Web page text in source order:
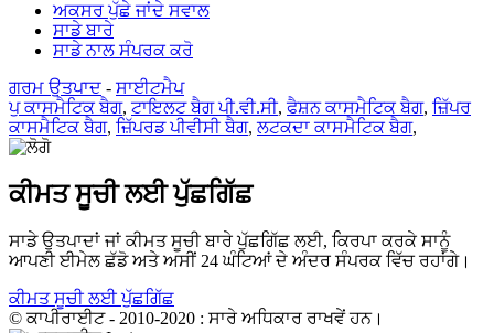
ਅਕਸਰ ਪੁੱਛੇ ਜਾਂਦੇ ਸਵਾਲ
ਸਾਡੇ ਬਾਰੇ
ਸਾਡੇ ਨਾਲ ਸੰਪਰਕ ਕਰੋ
ਗਰਮ ਉਤਪਾਦ - ਸਾਈਟਮੈਪ
ਪੁ ਕਾਸਮੈਟਿਕ ਬੈਗ, ਟਾਇਲਟ ਬੈਗ ਪੀ.ਵੀ.ਸੀ,ਫੈਸ਼ਨ ਕਾਸਮੈਟਿਕ ਬੈਗ, ਜ਼ਿੱਪਰ
ਕਾਸਮੈਟਿਕ ਬੈਗ, ਜ਼ਿੱਪਰਡ ਪੀਵੀਸੀ ਬੈਗ,ਲਟਕਦਾ ਕਾਸਮੈਟਿਕ ਬੈਗ,
ਕੀਮਤ ਸੂਚੀ ਲਈ ਪੁੱਛਗਿੱਛ
ਸਾਡੇ ਉਤਪਾਦਾਂ ਜਾਂ ਕੀਮਤ ਸੂਚੀ ਬਾਰੇ ਪੁੱਛਗਿੱਛ ਲਈ, ਕਿਰਪਾ ਕਰਕੇ ਸਾਨੂੰ
ਆਪਣੀ ਈਮੇਲ ਛੱਡੋ ਅਤੇ ਅਸੀਂ 24 ਘੰਟਿਆਂ ਦੇ ਅੰਦਰ ਸੰਪਰਕ ਵਿੱਚ ਰਹਾਂਗੇ।
ਕੀਮਤ ਸੂਚੀ ਲਈ ਪੁੱਛਗਿੱਛ
© ਕਾਪੀਰਾਈਟ - 2010-2020 : ਸਾਰੇ ਅਧਿਕਾਰ ਰਾਖਵੇਂ ਹਨ।